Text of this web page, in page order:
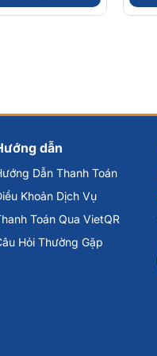
dẫn
Dẫn Thanh Toán
Khoản Dịch Vụ
Toán Qua VietQR
Hỏi Thường Gặp